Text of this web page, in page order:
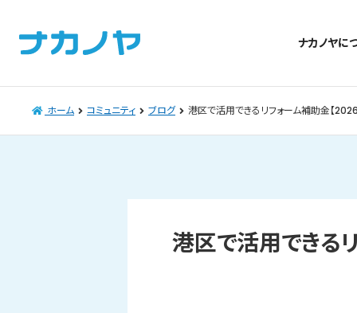
ナカノヤに
ホーム コミュニティ ブログ 港区で活用できるリフォーム補助金【
港区で活用できる